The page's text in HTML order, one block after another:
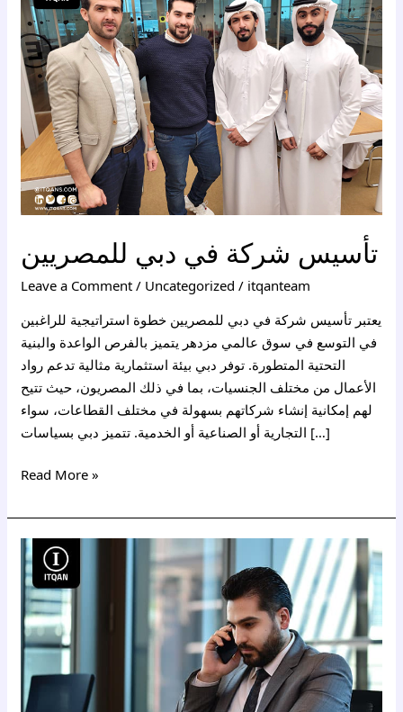
تأسيس شركة في دبي للمصريين
Leave a Comment / Uncategorized / itqanteam
يعتبر تأسيس شركة في دبي للمصريين خطوة استراتيجية للراغبين
في التوسع في سوق عالمي مزدهر يتميز بالفرص الواعدة والبنية
التحتية المتطورة. توفر دبي بيئة استثمارية مثالية تدعم رواد
الأعمال من مختلف الجنسيات، بما في ذلك المصريون، حيث تتيح
لهم إمكانية إنشاء شركاتهم بسهولة في مختلف القطاعات، سواء
التجارية أو الصناعية أو الخدمية. تتميز دبي بسياسات […]
في
دبي
للمصريين
Read More »
اجراءات
تأسيس
شركة
في
دبي